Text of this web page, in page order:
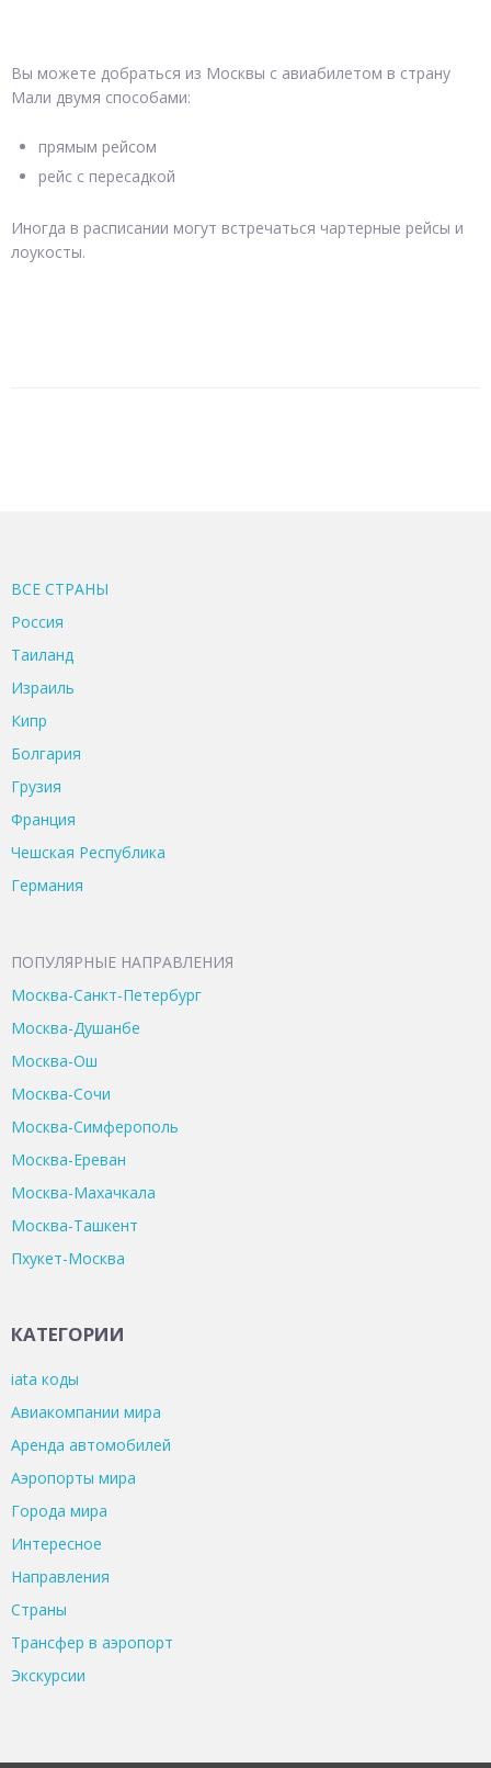
Вы можете добраться из Москвы с авиабилетом в страну
Мали двумя способами:
прямым рейсом
рейс с пересадкой
Иногда в расписании могут встречаться чартерные рейсы и
лоукосты.
ВСЕ CТРАНЫ
Россия
Таиланд
Израиль
Кипр
Болгария
Грузия
Франция
Чешская Республика
Германия
ПОПУЛЯРНЫЕ НАПРАВЛЕНИЯ
Москва-Санкт-Петербург
Москва-Душанбе
Москва-Ош
Москва-Сочи
Москва-Симферополь
Москва-Ереван
Москва-Махачкала
Москва-Ташкент
Пхукет-Москва
КАТЕГОРИИ
iata коды
Авиакомпании мира
Аренда автомобилей
Аэропорты мира
Города мира
Интересное
Направления
Страны
Трансфер в аэропорт
Экскурсии